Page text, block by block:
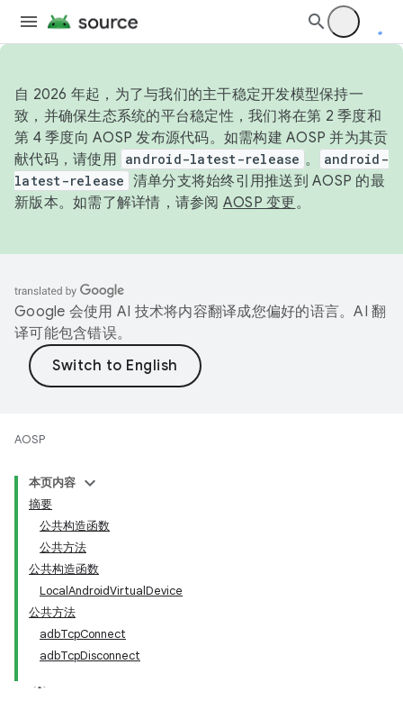
自 2026 年起，为了与我们的主干稳定开发模型保持一
致，并确保生态系统的平台稳定性，我们将在第 2 季度和
第 4 季度向 AOSP 发布源代码。如需构建 AOSP 并为其贡
献代码，请使用 android-latest-release 。
android-
latest-release 清单分支将始终引用推送到 AOSP 的最
新版本。如需了解详情，请参阅 AOSP 变更。
Google 会使用 AI 技术将内容翻译成您偏好的语言。AI 翻
译可能包含错误。
AOSP
本页内容
摘要
公共构造函数
公共方法
公共构造函数
LocalAndroidVirtualDevice
公共方法
adbTcpConnect
adbTcpDisconnect